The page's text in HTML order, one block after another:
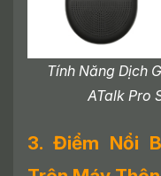
Tính Năng Dịch
ATalk Pro
3. Điểm Nổi